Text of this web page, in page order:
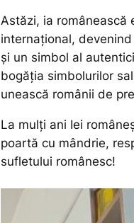
Astăzi, ia românească
internațional,
și un simbol al
bogăția simbolurilor
unească românii de
La mulți ani Iei
poartă cu mândrie,
sufletului românesc!